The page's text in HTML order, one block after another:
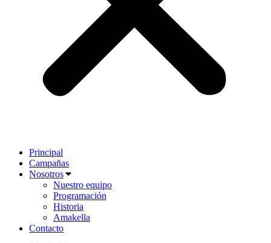
Principal
Campañas
Nosotros
Nuestro equipo
Programación
Historia
Amakella
Contacto